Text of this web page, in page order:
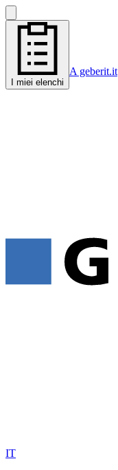
I miei elenchi
A geberit.it
IT